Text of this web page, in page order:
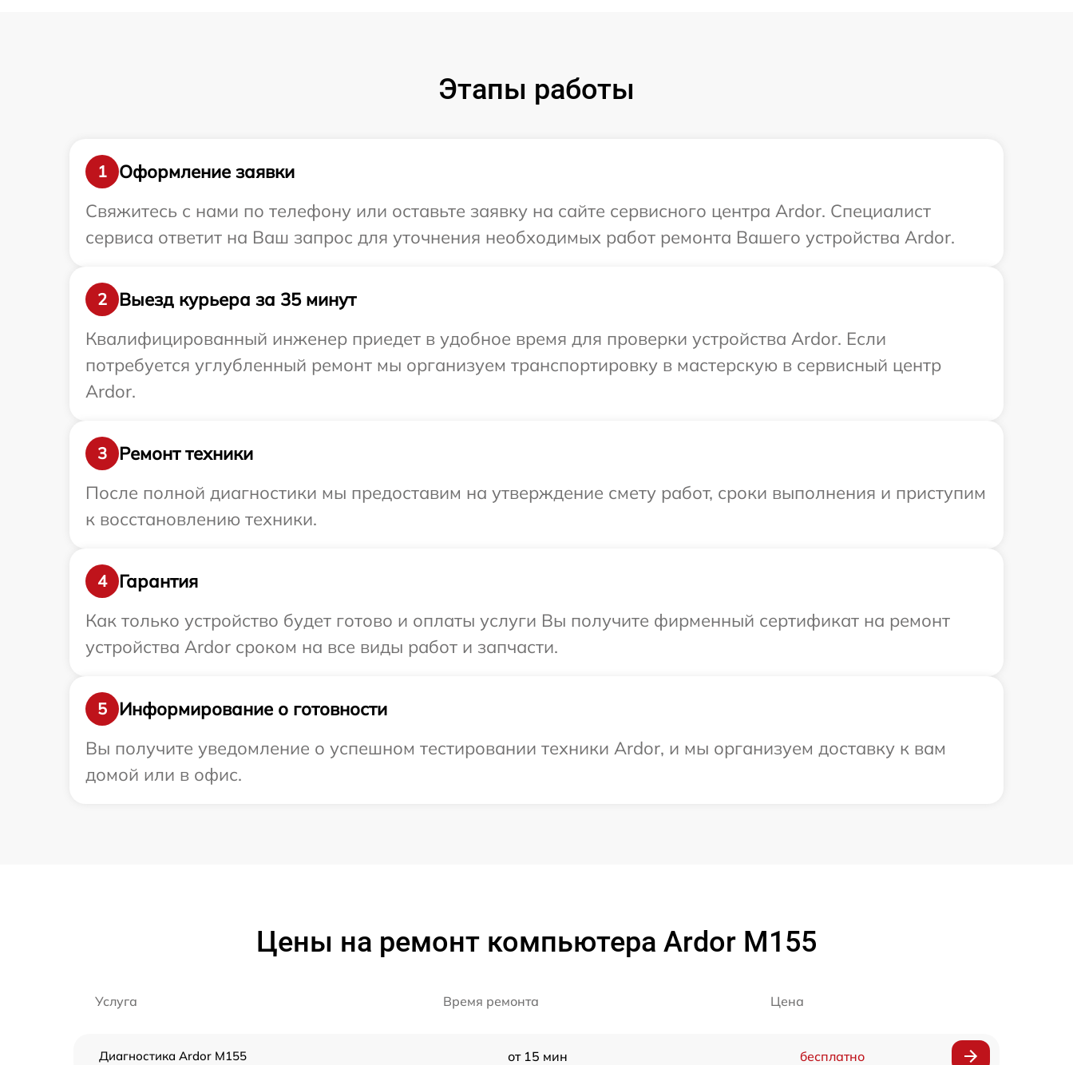
Этапы работы
1
Оформление заявки
Свяжитесь с нами по телефону или оставьте заявку на сайте сервисного центра Ardor. Специалист
сервиса ответит на Ваш запрос для уточнения необходимых работ ремонта Вашего устройства Ardor.
2
Выезд курьера за 35 минут
Квалифицированный инженер приедет в удобное время для проверки устройства Ardor. Если
потребуется углубленный ремонт мы организуем транспортировку в мастерскую в сервисный центр
Ardor.
3
Ремонт техники
После полной диагностики мы предоставим на утверждение смету работ, сроки выполнения и приступим
к восстановлению техники.
4
Гарантия
Как только устройство будет готово и оплаты услуги Вы получите фирменный сертификат на ремонт
устройства Ardor сроком на все виды работ и запчасти.
5
Информирование о готовности
Вы получите уведомление о успешном тестировании техники Ardor, и мы организуем доставку к вам
домой или в офис.
Цены на ремонт компьютера Ardor M155
Услуга Время ремонта Цена
Диагностика Ardor M155 от 15 мин бесплатно